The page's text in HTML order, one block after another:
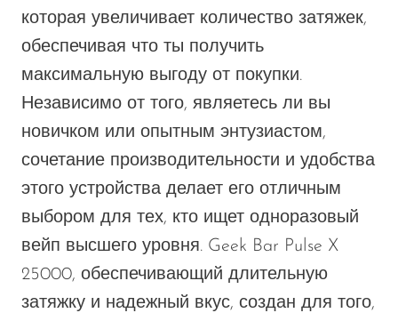
которая увеличивает количество затяжек,
обеспечивая что ты получить
максимальную выгоду от покупки.
Независимо от того, являетесь ли вы
новичком или опытным энтузиастом,
сочетание производительности и удобства
этого устройства делает его отличным
выбором для тех, кто ищет одноразовый
вейп высшего уровня. Geek Bar Pulse X
25000, обеспечивающий длительную
затяжку и надежный вкус, создан для того,